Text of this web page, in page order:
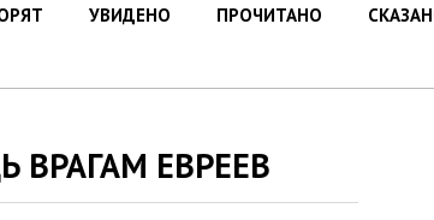
УВИДЕНО ПРОЧИТАНО
ЕВРЕЕВ